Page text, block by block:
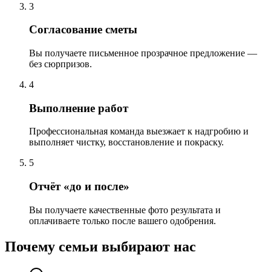
3
Согласование сметы
Вы получаете письменное прозрачное предложение —
без сюрпризов.
4
Выполнение работ
Профессиональная команда выезжает к надгробию и
выполняет чистку, восстановление и покраску.
5
Отчёт «до и после»
Вы получаете качественные фото результата и
оплачиваете только после вашего одобрения.
Почему семьи выбирают нас